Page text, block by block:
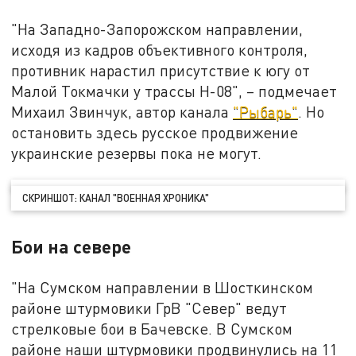
"На Западно-Запорожском направлении,
исходя из кадров объективного контроля,
противник нарастил присутствие к югу от
Малой Токмачки у трассы Н-08", – подмечает
Михаил Звинчук, автор канала "Рыбарь". Но
остановить здесь русское продвижение
украинские резервы пока не могут.
СКРИНШОТ: КАНАЛ "ВОЕННАЯ ХРОНИКА"
Бои на севере
"На Сумском направлении в Шосткинском
районе штурмовики ГрВ "Север" ведут
стрелковые бои в Бачевске. В Сумском
районе наши штурмовики продвинулись на 11